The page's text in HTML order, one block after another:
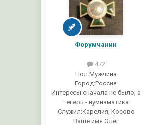
Форумчанин
472
Пол:Мужчина
Город:Россия
Интересы:сначала не было, а
теперь - нумизматика
Служил:Карелия, Косово
Ваше имя:Олег